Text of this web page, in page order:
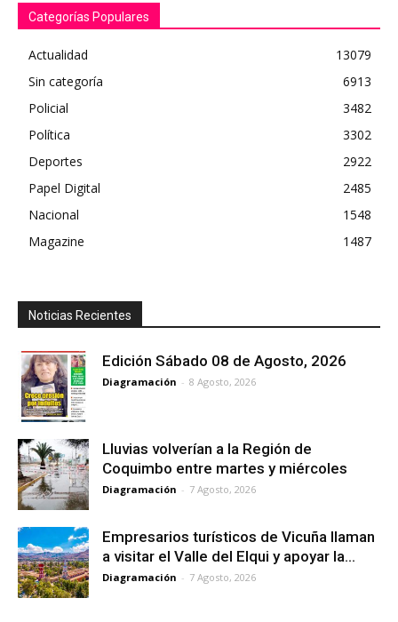
Categorías Populares
Actualidad
13079
Sin categoría
6913
Policial
3482
Política
3302
Deportes
2922
Papel Digital
2485
Nacional
1548
Magazine
1487
Noticias Recientes
Edición Sábado 08 de Agosto, 2026
Diagramación - 8 Agosto, 2026
Lluvias volverían a la Región de
Coquimbo entre martes y miércoles
Diagramación - 7 Agosto, 2026
Empresarios turísticos de Vicuña llaman
a visitar el Valle del Elqui y apoyar la...
Diagramación - 7 Agosto, 2026